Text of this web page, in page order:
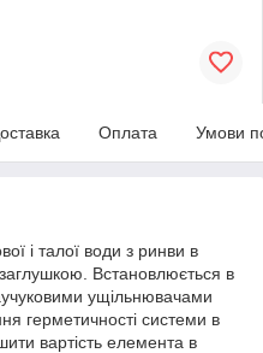
Оплата Умови
і талої води з ринви в
Встановлюється в
ущільнювачами
герметичності системи в
вартість елемента в